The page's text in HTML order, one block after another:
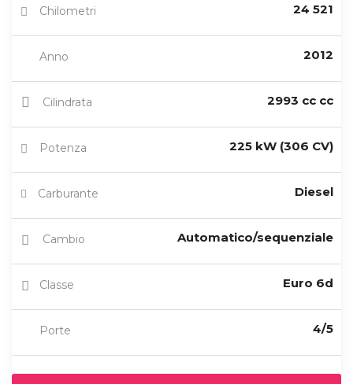
Chilometri 24 521
Anno 2012
Cilindrata 2993 cc cc
Potenza 225 kW (306 CV)
Carburante Diesel
Cambio Automatico/sequenziale
Classe Euro 6d
Porte 4/5